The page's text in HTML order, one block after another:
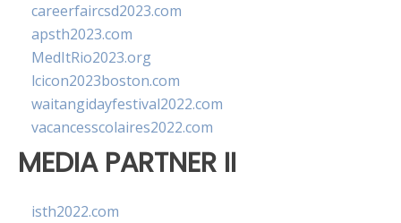
careerfaircsd2023.com
apsth2023.com
MedItRio2023.org
lcicon2023boston.com
waitangidayfestival2022.com
vacancesscolaires2022.com
MEDIA PARTNER II
isth2022.com